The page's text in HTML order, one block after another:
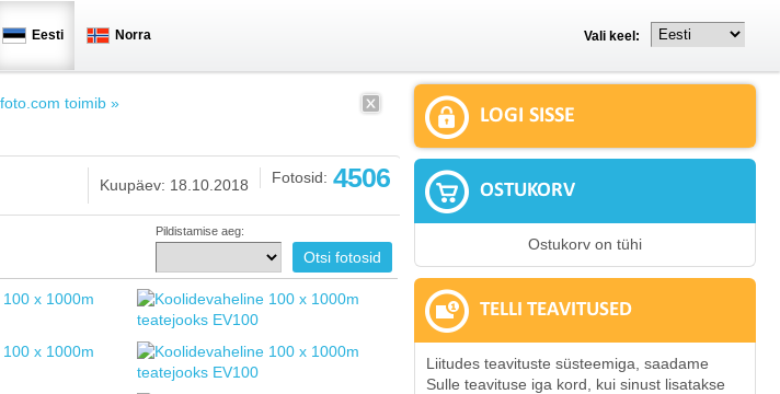
Eesti Norra Vali keel:
toimib »
Fotosid: 4506
Kuupäev: 18.10.2018
Pildistamise aeg:
LOGI SISSE
OSTUKORV
Ostukorv on tühi
TELLI TEAVITUSED
Liitudes teavituste süsteemiga, saadame
Sulle teavituse iga kord, kui sinust lisatakse